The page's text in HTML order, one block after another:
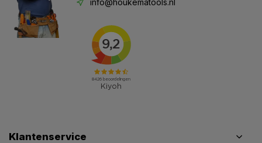
info@houkematools.nl
Klantenservice